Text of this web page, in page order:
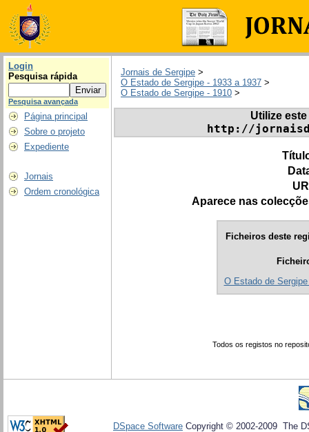
Login
Pesquisa rápida
Pesquisa avançada
Página principal
Sobre o projeto
Expediente
Jornais
Ordem cronológica
Jornais de Sergipe >
O Estado de Sergipe - 1933 a 1937 >
O Estado de Sergipe - 1910 >
Utilize
http://
Aparece nas
Ficheiros deste
O Estado de
Todos os registos no
DSpace Software Copyright © 2002-2009 The